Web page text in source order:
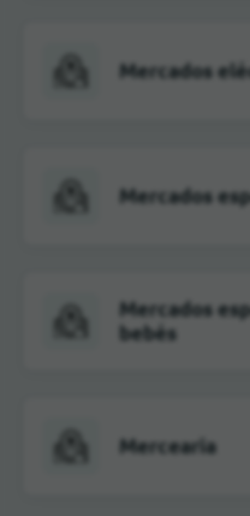
Mercados
Mercados
Mercados
bebés
Mercearia